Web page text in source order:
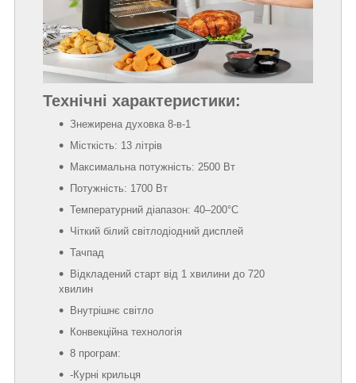
Технічні характеристики:
Знежирена духовка 8-в-1
Місткість: 13 літрів
Максимальна потужність: 2500 Вт
Потужність: 1700 Вт
Температурний діапазон: 40–200°С
Чіткий білий світлодіодний дисплей
Тачпад
Відкладений старт від 1 хвилини до 720
хвилин
Внутрішнє світло
Конвекційна технологія
8 програм:
-Курні крильця